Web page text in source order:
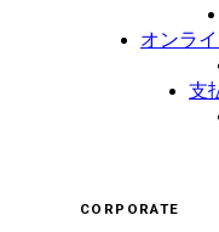
オンラ
支
CORPORATE